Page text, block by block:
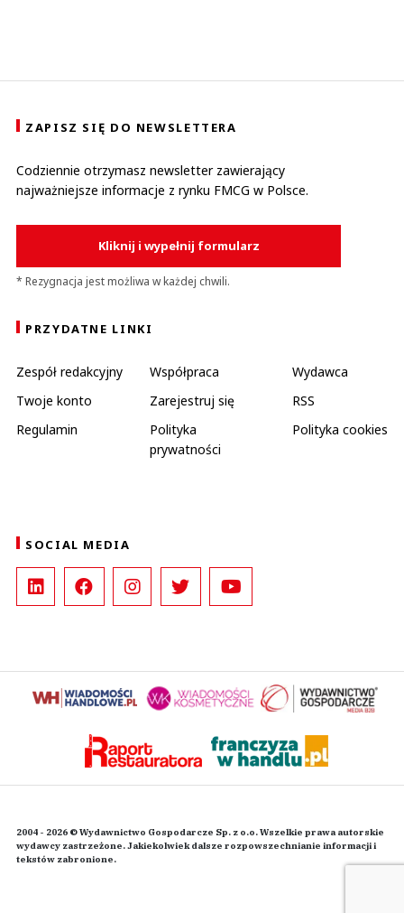
ZAPISZ SIĘ DO NEWSLETTERA
Codziennie otrzymasz newsletter zawierający
najważniejsze informacje z rynku FMCG w Polsce.
Kliknij i wypełnij formularz
* Rezygnacja jest możliwa w każdej chwili.
PRZYDATNE LINKI
Zespół redakcyjny Współpraca
Wydawca
Twoje konto
Zarejestruj się
RSS
Regulamin
Polityka
prywatności
Polityka cookies
SOCIAL MEDIA
2004 - 2026 © Wydawnictwo Gospodarcze Sp. z o.o. Wszelkie prawa autorskie
wydawcy zastrzeżone. Jakiekolwiek dalsze rozpowszechnianie informacji i
tekstów zabronione.